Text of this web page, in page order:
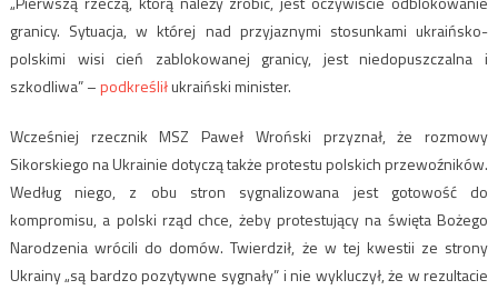
granicy. Sytuacja, w której nad przyjaznymi stosunkami ukraińsko-
polskimi wisi cień zablokowanej granicy, jest niedopuszczalna i
szkodliwa” –podkreśliłukraiński minister.
Wcześniej rzecznik MSZ Paweł Wroński przyznał, że rozmowy
Sikorskiego na Ukrainie dotyczą także protestu polskich przewoźników.
Według niego, z obu stron sygnalizowana jest gotowość do
kompromisu, a polski rząd chce, żeby protestujący na święta Bożego
Narodzenia wrócili do domów. Twierdził, że w tej kwestii ze strony
Ukrainy „są bardzo pozytywne sygnały” i nie wykluczył, że w rezultacie